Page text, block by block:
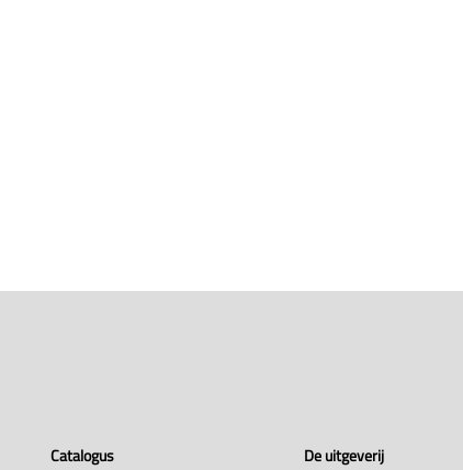
Catalogus
De uitgeverij